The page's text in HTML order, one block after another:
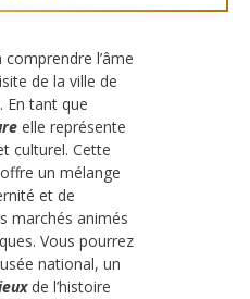
l’âme
de la ville de
En tant que
elle représente
culturel. Cette
un mélange
et de
marchés animés
Vous pourrez
national, un
de l’histoire